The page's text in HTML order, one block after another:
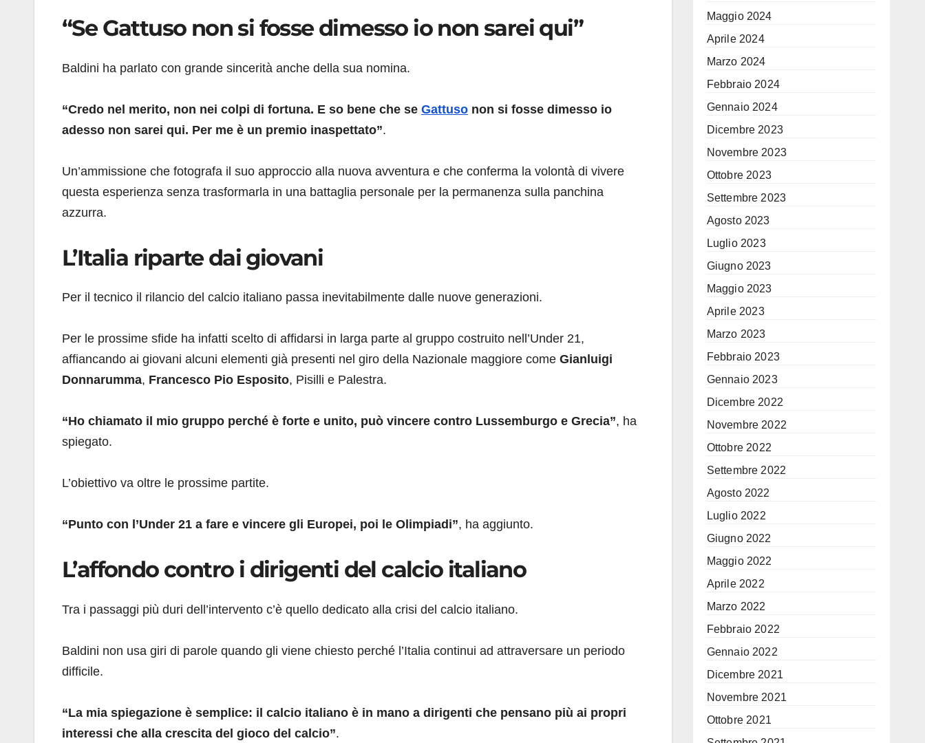
“Se Gattuso non si fosse dimesso io non sarei qui”
Baldini ha parlato con grande sincerità anche della sua nomina.
“Credo nel merito, non nei colpi di fortuna. E so bene che se Gattuso non si fosse dimesso io
adesso non sarei qui. Per me è un premio inaspettato”.
Un’ammissione che fotografa il suo approccio alla nuova avventura e che conferma la volontà di vivere
questa esperienza senza trasformarla in una battaglia personale per la permanenza sulla panchina
azzurra.
L’Italia riparte dai giovani
Per il tecnico il rilancio del calcio italiano passa inevitabilmente dalle nuove generazioni.
Per le prossime sfide ha infatti scelto di affidarsi in larga parte al gruppo costruito nell’Under 21,
affiancando ai giovani alcuni elementi già presenti nel giro della Nazionale maggiore come Gianluigi
Donnarumma, Francesco Pio Esposito, Pisilli e Palestra.
“Ho chiamato il mio gruppo perché è forte e unito, può vincere contro Lussemburgo e Grecia”, ha
spiegato.
L’obiettivo va oltre le prossime partite.
“Punto con l’Under 21 a fare e vincere gli Europei, poi le Olimpiadi”, ha aggiunto.
L’affondo contro i dirigenti del calcio italiano
Tra i passaggi più duri dell’intervento c’è quello dedicato alla crisi del calcio italiano.
Baldini non usa giri di parole quando gli viene chiesto perché l’Italia continui ad attraversare un periodo
difficile.
“La mia spiegazione è semplice: il calcio italiano è in mano a dirigenti che pensano più ai propri
interessi che alla crescita del gioco del calcio”.
Maggio 2024
Aprile 2024
Marzo 2024
Febbraio 2024
Gennaio 2024
Dicembre 2023
Novembre 2023
Ottobre 2023
Settembre 2023
Agosto 2023
Luglio 2023
Giugno 2023
Maggio 2023
Aprile 2023
Marzo 2023
Febbraio 2023
Gennaio 2023
Dicembre 2022
Novembre 2022
Ottobre 2022
Settembre 2022
Agosto 2022
Luglio 2022
Giugno 2022
Maggio 2022
Aprile 2022
Marzo 2022
Febbraio 2022
Gennaio 2022
Dicembre 2021
Novembre 2021
Ottobre 2021